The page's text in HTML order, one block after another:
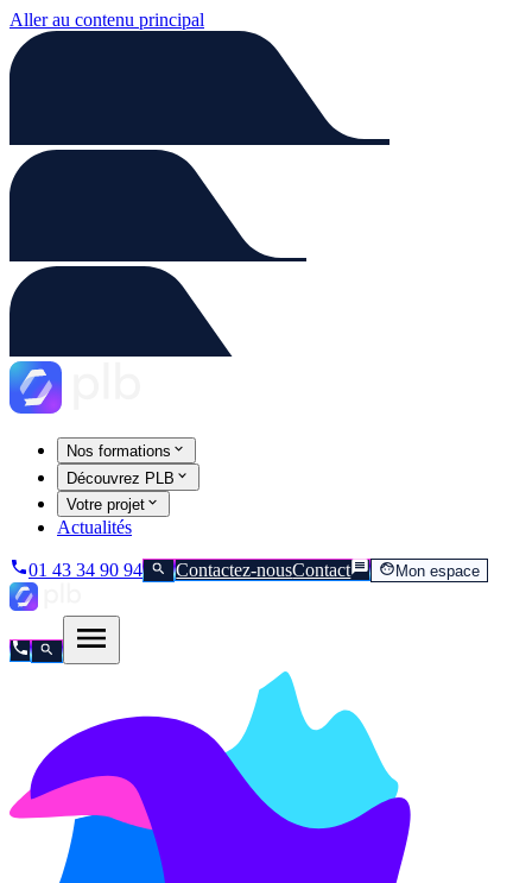
Aller au contenu principal
Nos formations
Découvrez PLB
Votre projet
Actualités
01 43 34 90 94 Contactez-nousContact Mon espace